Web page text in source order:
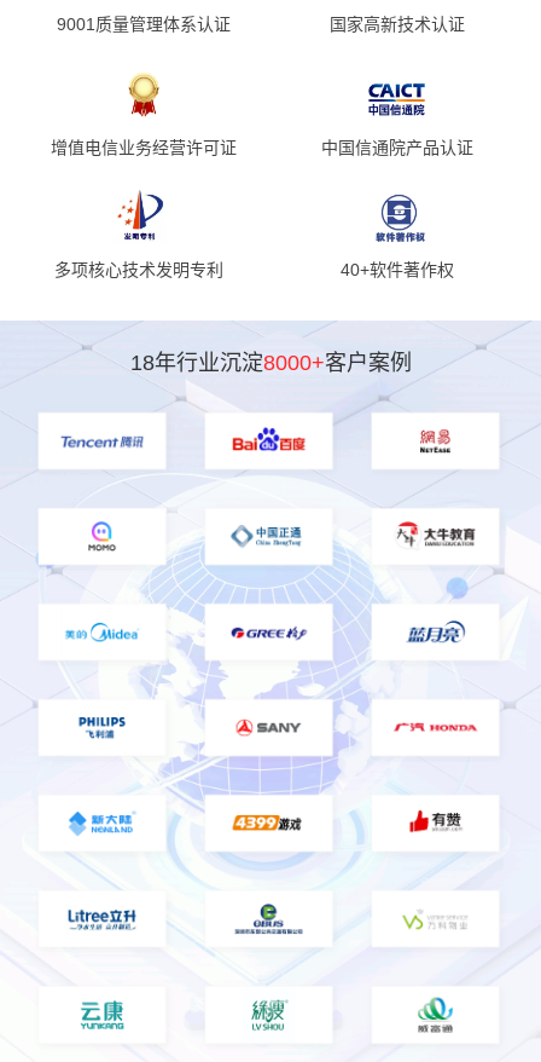
9001质量管理体系认证 国家高新技术认证
增值电信业务经营许可证 中国信通院产品认证
多项核心技术发明专利 40+软件著作权
18年行业沉淀8000+客户案例